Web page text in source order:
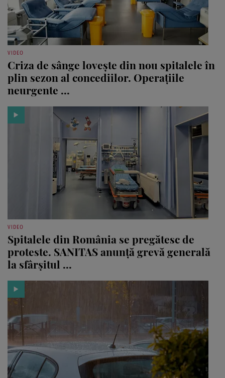
VIDEO
Criza de sânge lovește din nou spitalele în
plin sezon al concediilor. Operațiile
neurgente ...
VIDEO
Spitalele din România se pregătesc de
proteste. SANITAS anunță grevă generală
la sfârșitul ...